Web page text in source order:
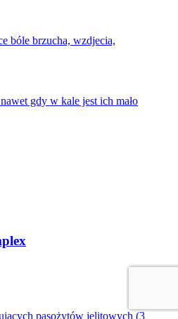
bóle brzucha, wzdjecia,
gdy w kale jest ich mało
pasożytów jelitowych (3